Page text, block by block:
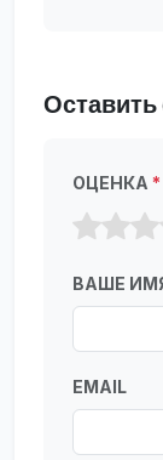
ОЦЕНКА *
ВАШЕ
EMAIL